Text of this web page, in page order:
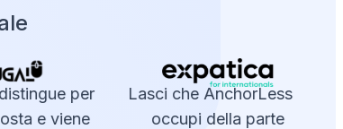
per
e viene
Lasci che AnchorLess si
occupi della parte